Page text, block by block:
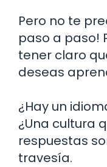
Pero no te
paso a paso!
tener claro
deseas
¿Hay un
¿Una cultura
respuestas
travesía.